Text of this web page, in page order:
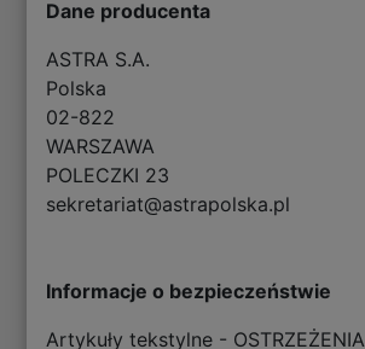
Dane producenta
ASTRA S.A.
Polska
02-822
WARSZAWA
POLECZKI 23
sekretariat@astrapolska.pl
Informacje o bezpieczeństwie
Artykuły tekstylne - OSTRZEŻENIA